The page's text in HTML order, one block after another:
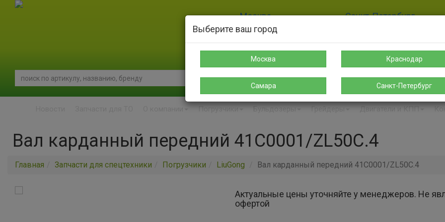
Москва
8-925-189-12-38
Санкт-Петербург
sales@s-spectehnika.ru spb@s-spectehnika.ru
Поиск Написать в
Погрузчики Бульдозеры Грейдеры Двигатели и КПП
Вал карданный передний 41C0001/ZL50C.4
Главная Запчасти для спецтехники Погрузчики LiuGong Вал карданный передний 41C0001/ZL50C.4
Актуальные цены уточняйте у менеджеров. Не
офертой
Выберите ваш город
Москва Краснодар
Самара Санкт-Петербург